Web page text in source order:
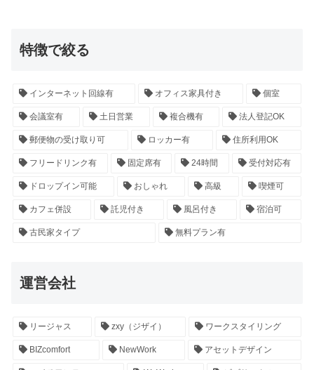
特徴で絞る
インターネット回線有 オフィス家具付き 個室
会議室有 土日営業 複合機有 法人登記OK
郵便物の受け取り可 ロッカー有 住所利用OK
フリードリンク有 固定席有 24時間 受付対応有
ドロップイン可能 おしゃれ 高級 喫煙可
カフェ併設 託児付き 風呂付き 宿泊可
古民家タイプ 無料プラン有
運営会社
リージャス zxy（ジザイ） ワークスタイリング
BIZcomfort NewWork アセットデザイン